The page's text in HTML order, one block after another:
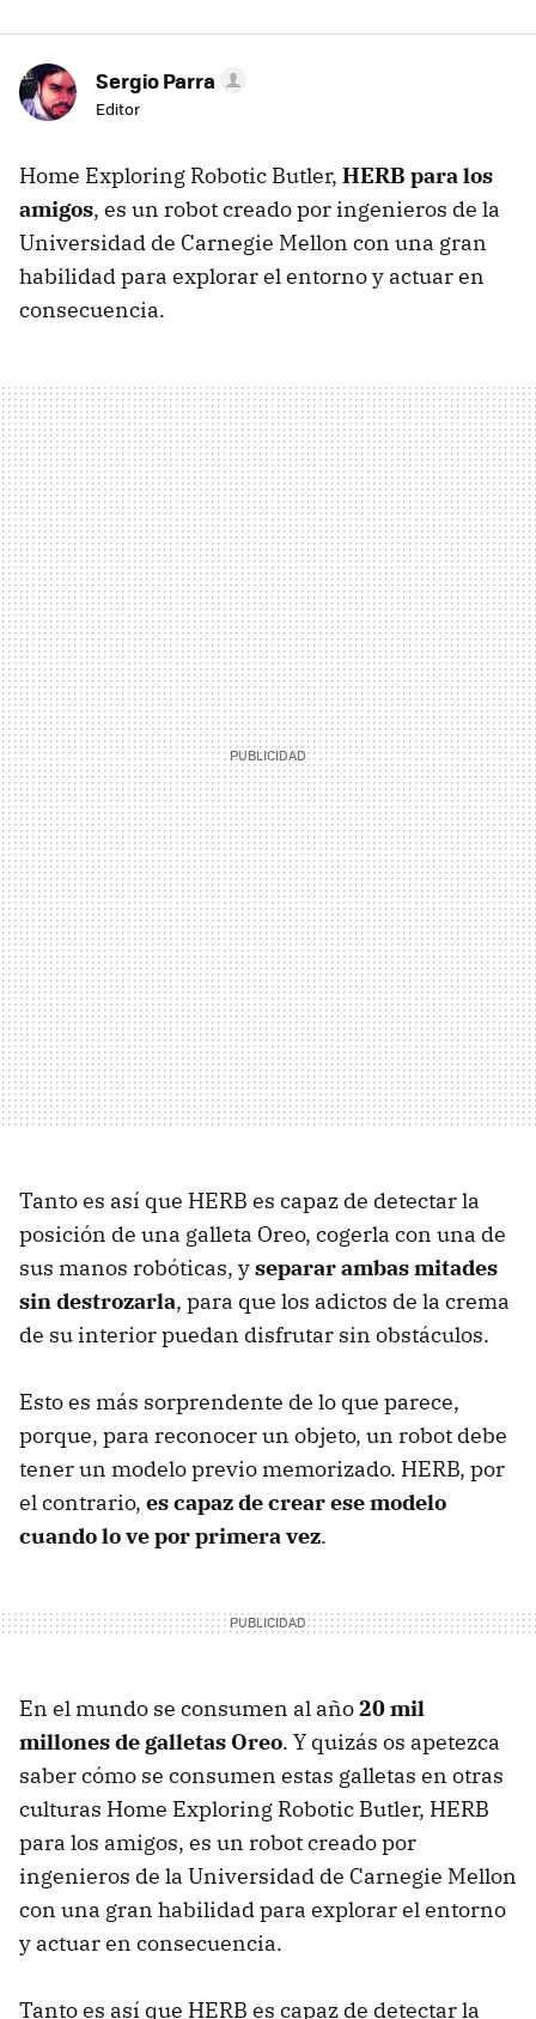
Sergio Parra
Editor
Home Exploring Robotic Butler, HERB para los
amigos, es un robot creado por ingenieros de la
Universidad de Carnegie Mellon con una gran
habilidad para explorar el entorno y actuar en
consecuencia.
Tanto es así que HERB es capaz de detectar la
posición de una galleta Oreo, cogerla con una de
sus manos robóticas, yseparar ambas mitades
sin destrozarla, para que los adictos de la crema
de su interior puedan disfrutar sin obstáculos.
Esto es más sorprendente de lo que parece,
porque, para reconocer un objeto, un robot debe
tener un modelo previo memorizado. HERB, por
el contrario, es capaz de crear ese modelo
cuando lo ve por primera vez.
En el mundo se consumen al año20 mil
millones de galletas Oreo. Y quizás os apetezca
saber cómo se consumen estas galletas en otras
culturas Home Exploring Robotic Butler, HERB
para los amigos, es un robot creado por
ingenieros de la Universidad de Carnegie Mellon
con una gran habilidad para explorar el entorno
y actuar en consecuencia.
Tanto es así que HERB es capaz de detectar la